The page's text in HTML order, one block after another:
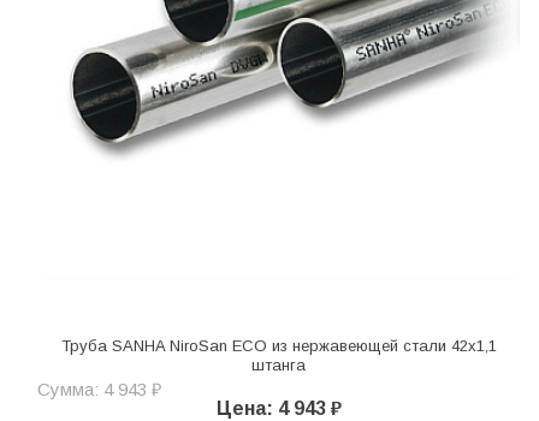
Труба SANHA NiroSan ECO из нержавеющей стали 42х1,1
штанга
Сумма: 4 943 ₽
Цена: 4 943 ₽